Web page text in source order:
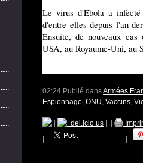
Le virus d'Ebola a infecté
d'entre elles depuis l'an
Ensuite, de nouveaux
USA, au Royaume-Uni, au
02:24 Publié dansArmées
Espionnage, ONU, Vaccins,
del.icio.us